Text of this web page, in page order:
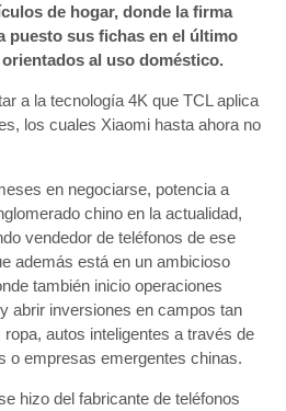
de hogar, donde la firma
puesto sus fichas en el último
al uso doméstico.
a la tecnología 4K que TCL aplica
los cuales Xiaomi hasta ahora no
en negociarse, potencia a
chino en la actualidad,
vendedor de teléfonos de ese
además está en un ambicioso
también inicio operaciones
abrir inversiones en campos tan
autos inteligentes a través de
o empresas emergentes chinas.
hizo del fabricante de teléfonos